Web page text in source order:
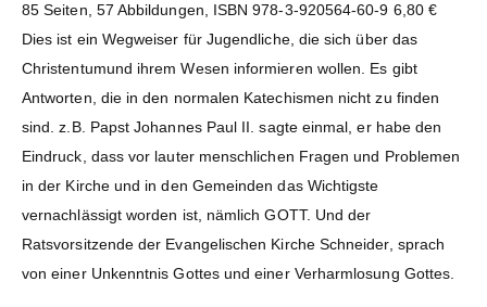
85 Seiten, 57 Abbildungen, ISBN 978-3-920564-60-9 6,80 €
Dies ist ein Wegweiser für Jugendliche, die sich über das
Christentumund ihrem Wesen informieren wollen. Es gibt
Antworten, die in den normalen Katechismen nicht zu finden
sind. z.B. Papst Johannes Paul II. sagte einmal, er habe den
Eindruck, dass vor lauter menschlichen Fragen und Problemen
in der Kirche und in den Gemeinden das Wichtigste
vernachlässigt worden ist, nämlich GOTT. Und der
Ratsvorsitzende der Evangelischen Kirche Schneider, sprach
von einer Unkenntnis Gottes und einer Verharmlosung Gottes.